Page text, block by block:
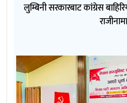
लुम्बिनी सरकारबाट कांग्रेस
राजीनामा